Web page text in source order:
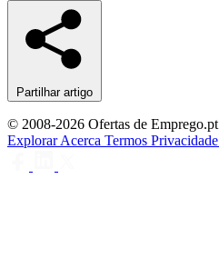
Partilhar artigo
© 2008-2026 Ofertas de Emprego.pt
ExplorarAcerca Termos Privacidade